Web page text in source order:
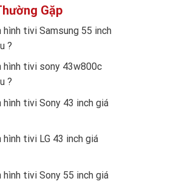
Gặp
hình tivi Samsung 55 inch
?
hình tivi sony 43w800c
?
hình tivi Sony 43 inch giá
hình tivi LG 43 inch giá
hình tivi Sony 55 inch giá